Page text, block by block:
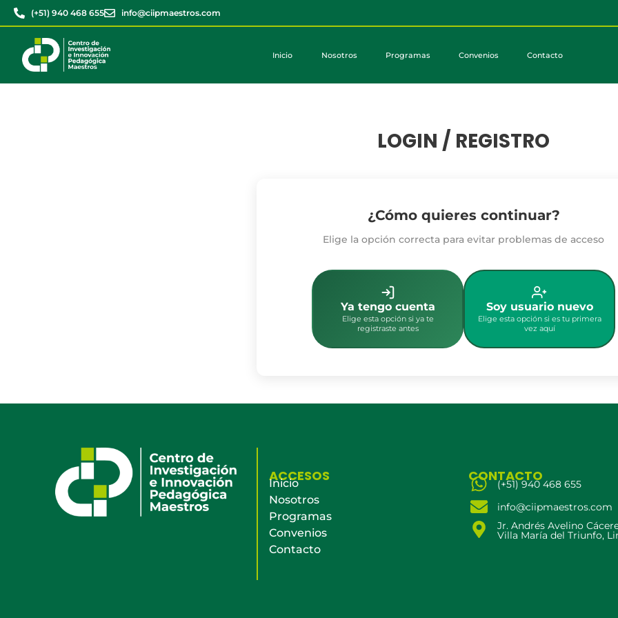
(+51) 940 468 655 info@ciipmaestros.com
Inicio Nosotros Programas Convenios Contacto
LOGIN / REGISTRO
¿Cómo quieres continuar?
Elige la opción correcta para evitar problemas de acceso
Ya tengo cuenta
Elige esta opción si ya te
registraste antes
Soy usuario nuevo
Elige esta opción si es tu primera
vez aquí
ACCESOS
Inicio
Nosotros
Programas
Convenios
Contacto
CONTACTO
(+51) 940 468 655
info@ciipmaestros.com
Jr. Andrés Avelino
Villa María del Triunfo,